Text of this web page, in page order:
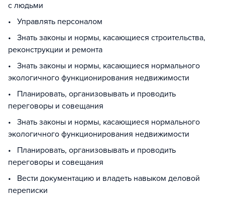
с людьми
• Управлять персоналом
• Знать законы и нормы, касающиеся строительства,
реконструкции и ремонта
• Знать законы и нормы, касающиеся нормального
экологичного функционирования недвижимости
• Планировать, организовывать и проводить
переговоры и совещания
• Знать законы и нормы, касающиеся нормального
экологичного функционирования недвижимости
• Планировать, организовывать и проводить
переговоры и совещания
• Вести документацию и владеть навыком деловой
переписки